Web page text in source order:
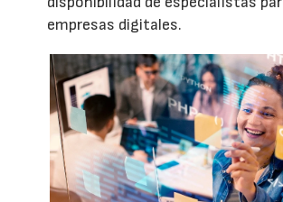
empresas digitales.